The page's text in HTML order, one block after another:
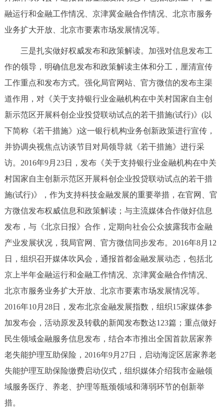
融运行和金融工作情况、京津冀金融合作情况、北京市服务
业务扩大开放、北京市要素市场发展情况等。
三是扎实做好权威发布和政策解读。加强对信息发布工
作的领导，明确信息发布和政策解读主体和分工，厘清宣传
工作重点和发布方式。强化局官网站、官方微信的发布主渠
道作用，对《关于支持银行业金融机构在中关村国家自主创
新示范区开展科创企业投贷联动试点的若干措施(试行)》(以
下简称《若干措施》)这一银行机构业务创新政策进行宣传，
并协调央视焦点访谈节目对局领导就《若干措施》进行采
访。2016年9月23日，发布《关于支持银行业金融机构在中关
村国家自主创新示范区开展科创企业投贷联动试点的若干措
施(试行)》，作为支持科技金融发展的重要举措，在官网、官
方微信发布权威信息和政策解读；与主流媒体合作做好信息
发布，与《北京日报》合作，定期向社会公众披露我市金融
产业发展状况，我局官网、官方微信同步发布。2016年8月12
日，组织召开媒体吹风会，通报首都金融发展动态，包括北
京上半年金融运行和金融工作情况、京津冀金融合作情况、
北京市服务业务扩大开放、北京市要素市场发展情况等。
2016年10月28日，发布北京金融发展指数，组织15家媒体参
加发布会，活动原发及转载的新闻发布数达123篇；重点做好
民生领域金融服务信息发布，结合本市推出全国首款居家养
老失能护理互助保险，2016年9月27日，启动海淀区居家养老
失能护理互助保险缴费启动仪式，组织媒体介绍我市金融领
域服务医疗、养老、护理等瓶颈领域和薄弱环节的创新举
措。